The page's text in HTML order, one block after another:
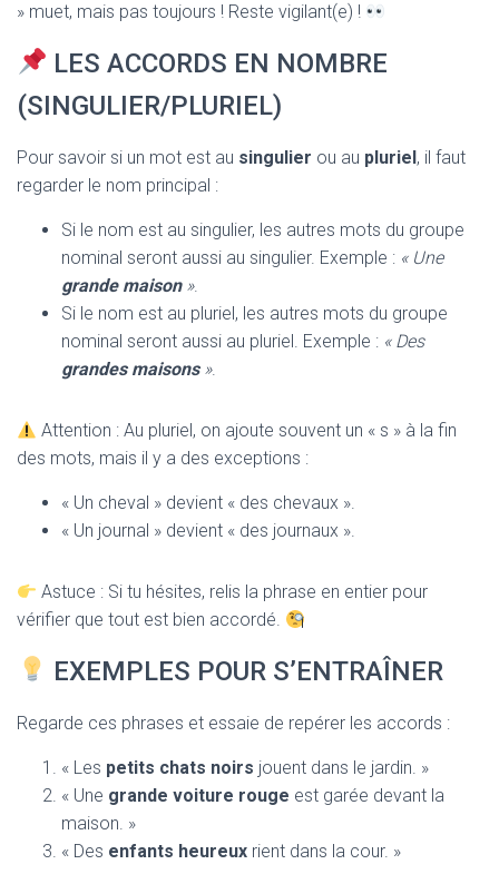
» muet, mais pas toujours ! Reste vigilant(e) !
LES ACCORDS EN NOMBRE
(SINGULIER/PLURIEL)
Pour savoir si un mot est au singulier ou au pluriel, il faut
regarder le nom principal :
Si le nom est au singulier, les autres mots du groupe
nominal seront aussi au singulier. Exemple : « Une
grande maison».
Si le nom est au pluriel, les autres mots du groupe
nominal seront aussi au pluriel. Exemple : « Des
grandes maisons».
Attention : Au pluriel, on ajoute souvent un « s » à la fin
des mots, mais il y a des exceptions :
« Un cheval » devient « des chevaux ».
« Un journal » devient « des journaux ».
Astuce : Si tu hésites, relis la phrase en entier pour
vérifier que tout est bien accordé.
EXEMPLES POUR S’ENTRAÎNER
Regarde ces phrases et essaie de repérer les accords :
« Les petits chats noirs jouent dans le jardin. »
« Une grande voiture rouge est garée devant la
maison. »
« Des enfants heureux rient dans la cour. »